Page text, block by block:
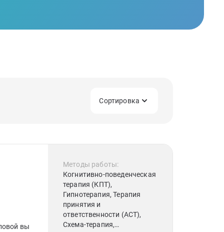
Сортировка
вы
Методы работы:
Когнитивно-поведенческая
терапия (КПТ),
Гипнотерапия, Терапия
принятия и
ответственности (АСТ),
Схема-терапия,